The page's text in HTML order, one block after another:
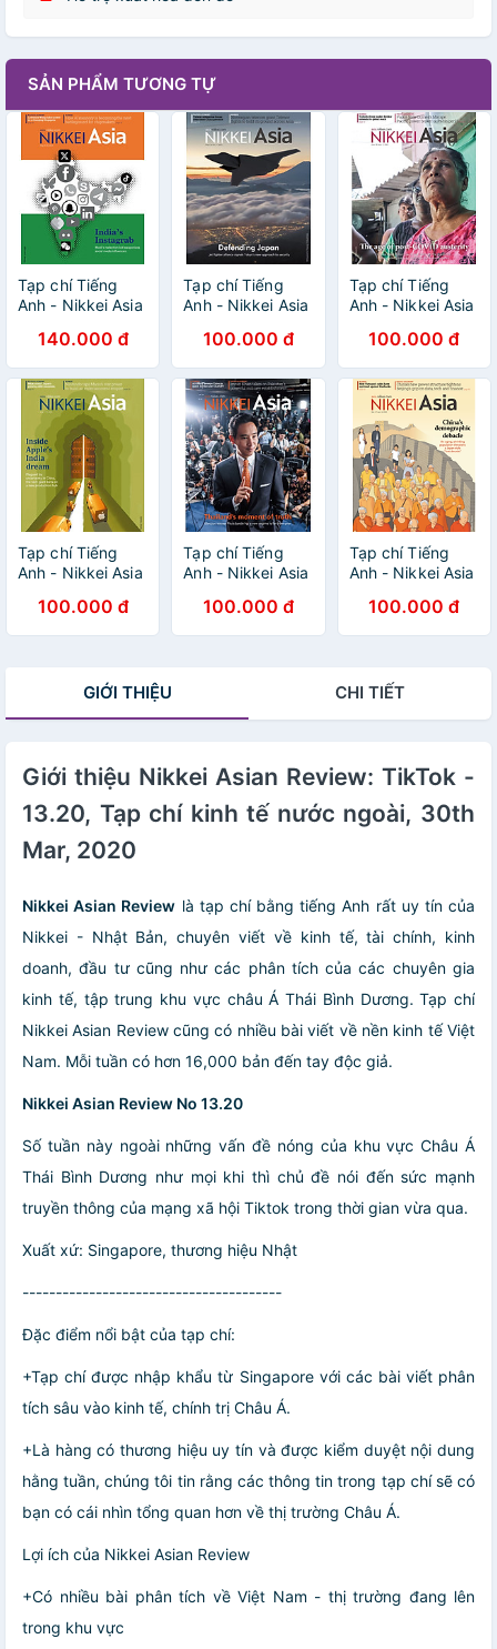
SẢN PHẨM TƯƠNG TỰ
Tạp chí Tiếng
Anh - Nikkei Asia
INDIA'S
INSTAGRAB
140.000 đ
Tạp chí Tiếng
Anh - Nikkei Asia
DEFENDING
JAPAN
100.000 đ
Tạp chí Tiếng
Anh - Nikkei Asia
AGE OF POST-
COVID
AUSTERITY
100.000 đ
Tạp chí Tiếng
Anh - Nikkei Asia
INSIDE APPLE’S
INDIA DREAM
100.000 đ
Tạp chí Tiếng
Anh - Nikkei Asia
THAILAND'S
MOMENT OF
100.000 đ
Tạp chí Tiếng
Anh - Nikkei Asia
CHINA'S
DEMOGRAPHIC
nước ngoài, nhập
100.000 đ
GIỚI THIỆU CHI TIẾT
Giới thiệu Nikkei Asian Review: TikTok -
13.20, Tạp chí kinh tế nước ngoài, 30th
Mar, 2020
Nikkei Asian Review là tạp chí bằng tiếng Anh rất uy tín của
Nikkei - Nhật Bản, chuyên viết về kinh tế, tài chính, kinh
doanh, đầu tư cũng như các phân tích của các chuyên gia
kinh tế, tập trung khu vực châu Á Thái Bình Dương. Tạp chí
Nikkei Asian Review cũng có nhiều bài viết về nền kinh tế Việt
Nam. Mỗi tuần có hơn 16,000 bản đến tay độc giả.
Nikkei Asian Review No 13.20
Số tuần này ngoài những vấn đề nóng của khu vực Châu Á
Thái Bình Dương như mọi khi thì chủ đề nói đến sức mạnh
truyền thông của mạng xã hội Tiktok trong thời gian vừa qua.
Xuất xứ: Singapore, thương hiệu Nhật
---------------------------------------
Đặc điểm nổi bật của tạp chí:
+Tạp chí được nhập khẩu từ Singapore với các bài viết phân
tích sâu vào kinh tế, chính trị Châu Á.
+Là hàng có thương hiệu uy tín và được kiểm duyệt nội dung
hằng tuần, chúng tôi tin rằng các thông tin trong tạp chí sẽ có
bạn có cái nhìn tổng quan hơn về thị trường Châu Á.
Lợi ích của Nikkei Asian Review
+Có nhiều bài phân tích về Việt Nam - thị trường đang lên
trong khu vực